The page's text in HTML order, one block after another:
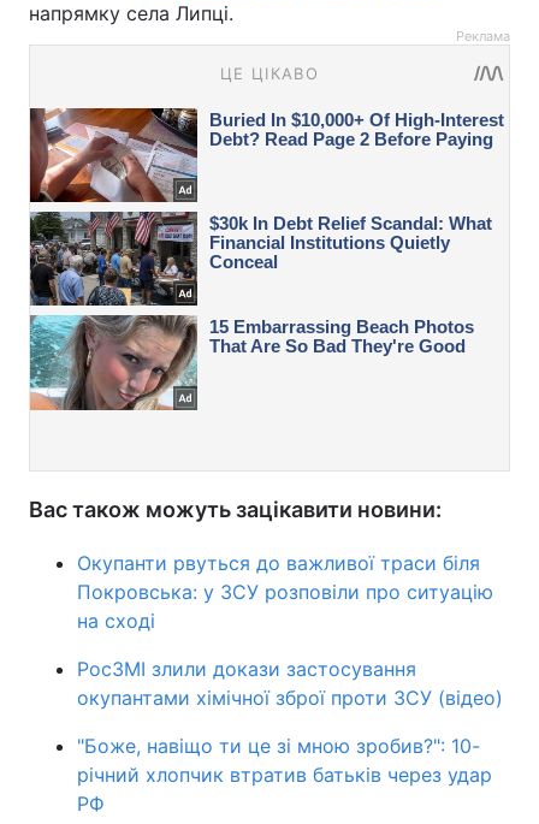
напрямку села Липці.
Реклама
Вас також можуть зацікавити новини:
Окупанти рвуться до важливої траси біля
Покровська: у ЗСУ розповіли про ситуацію
на сході
РосЗМІ злили докази застосування
окупантами хімічної зброї проти ЗСУ (відео)
"Боже, навіщо ти це зі мною зробив?": 10-
річний хлопчик втратив батьків через удар
РФ